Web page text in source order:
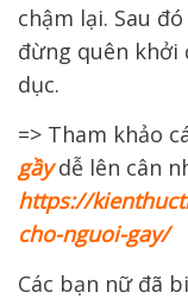
chậm lại. Sau
đừng quên
dục.
=> Tham khảo
gầydễ lên cân
https://
cho-nguoi-gay/
Các bạn nữ đã